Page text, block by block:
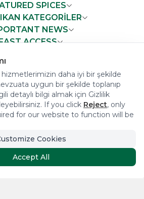
SPICES
KATEGORİLER
NEWS
ACCESS
ALL RIGHTS RESERVED
Danışmanlığı AJANSTEK
hizmetlerimizin daha iyi bir şekilde
uygun bir şekilde toplanıp
detaylı bilgi almak için Gizlilik
If you click Reject, only
for our website to function will be
Cookies
Accept All